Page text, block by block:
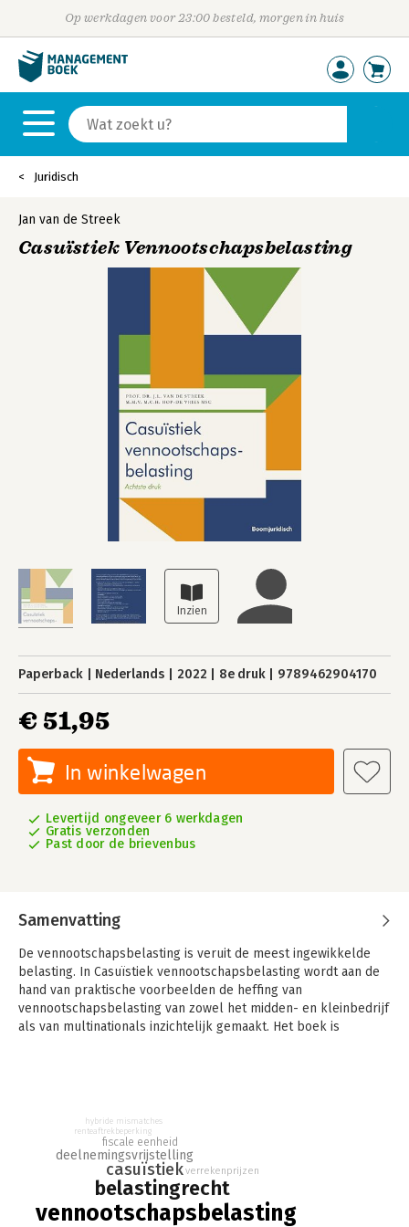
Op werkdagen voor 23:00 besteld, morgen in huis
Juridisch
Jan van de Streek
Casuïstiek Vennootschapsbelasting
Paperback Nederlands 2022 8e druk 9789462904170
€ 51,95
In winkelwagen
Levertijd ongeveer 6 werkdagen
Gratis verzonden
Past door de brievenbus
Samenvatting
De vennootschapsbelasting is veruit de meest ingewikkelde
belasting. In Casuïstiek vennootschapsbelasting wordt aan de
hand van praktische voorbeelden de heffing van
vennootschapsbelasting van zowel het midden- en kleinbedrijf
als van multinationals inzichtelijk gemaakt. Het boek is
- Stichtingen, verenigingen en overheidsbedrijven
- Verrekenprijscorrecties en verrekenprijsmismatches,
waaronder informeelkapitaalstructuren
- Bodemloze-putleningen en onzakelijke geldleningen
- Fiscale jaarwinstproblematiek, waaronder afschrijvingen,
voorzieningen en onderhanden werk
vennootschapsbelasting
belastingrecht
casuïstiek
deelnemingsvrijstelling
fiscale eenheid
verrekenprijzen
renteaftrekbeperking
hybride mismatches